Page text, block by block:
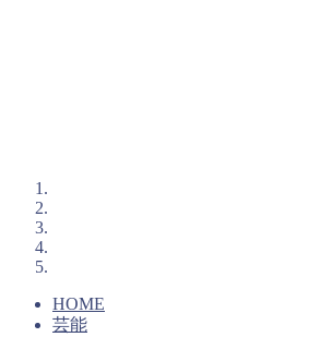
HOME
芸能